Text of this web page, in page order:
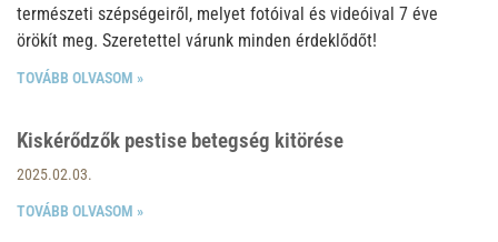
természeti szépségeiről, melyet fotóival és videóival 7 éve
örökít meg. Szeretettel várunk minden érdeklődőt!
TOVÁBB OLVASOM »
Kiskérődzők pestise betegség kitörése
2025.02.03.
TOVÁBB OLVASOM »